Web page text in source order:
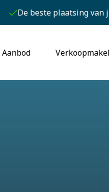
De beste plaatsing van
Aanbod